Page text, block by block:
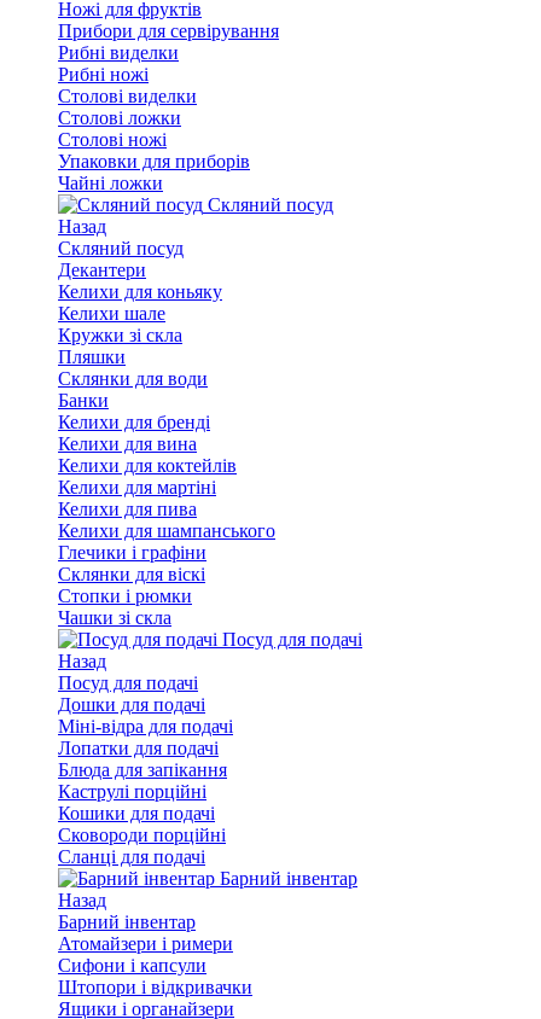
Ножі для фруктів
Прибори для сервірування
Рибні виделки
Рибні ножі
Столові виделки
Столові ложки
Столові ножі
Упаковки для приборів
Чайні ложки
Скляний посуд
Назад
Скляний посуд
Декантери
Келихи для коньяку
Келихи шале
Кружки зі скла
Пляшки
Склянки для води
Банки
Келихи для бренді
Келихи для вина
Келихи для коктейлів
Келихи для мартіні
Келихи для пива
Келихи для шампанського
Глечики і графіни
Склянки для віскі
Стопки і рюмки
Чашки зі скла
Посуд для подачі
Назад
Посуд для подачі
Дошки для подачі
Міні-відра для подачі
Лопатки для подачі
Блюда для запікання
Каструлі порційні
Кошики для подачі
Сковороди порційні
Сланці для подачі
Барний інвентар
Назад
Барний інвентар
Атомайзери і римери
Сифони і капсули
Штопори і відкривачки
Ящики і органайзери